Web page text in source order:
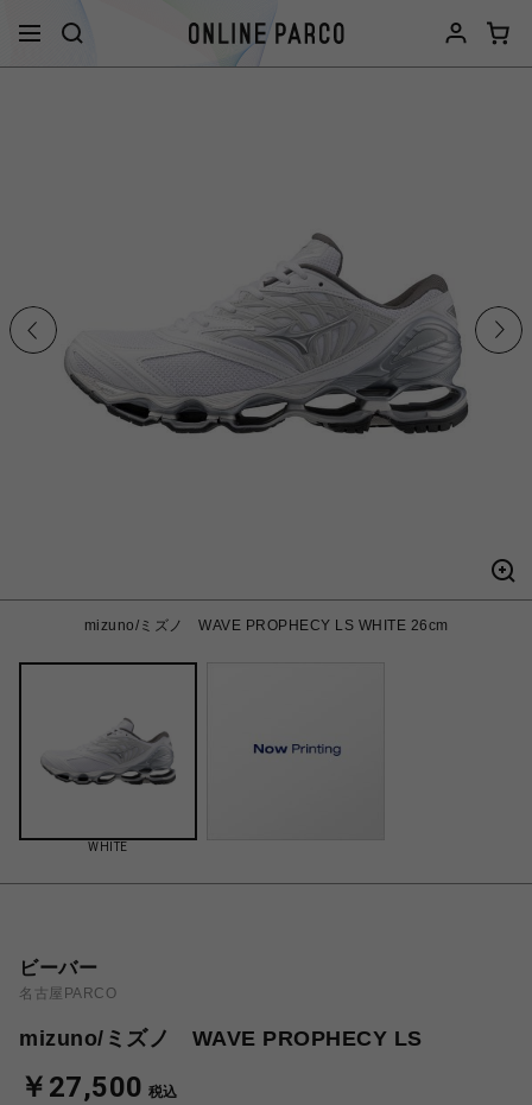
mizuno/ミズノ WAVE PROPHECY LS WHITE 26cm
WHITE
ビーバー
名古屋PARCO
mizuno/ミズノ WAVE PROPHECY LS
￥27,500 税込